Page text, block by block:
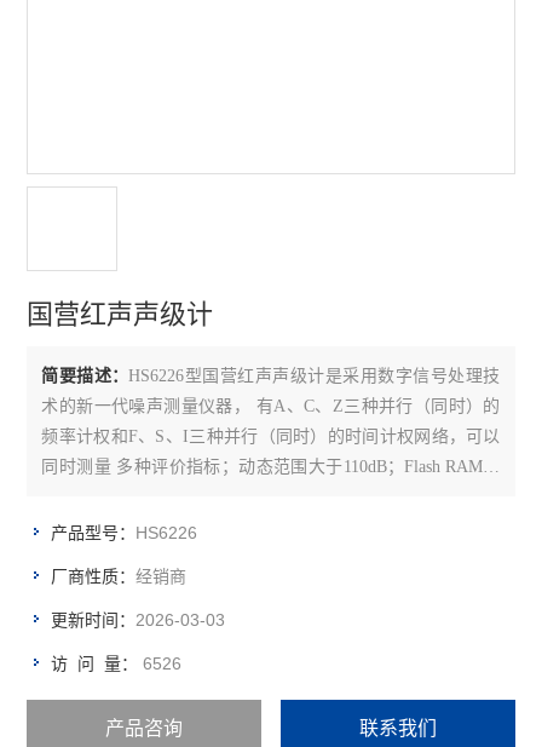
国营红声声级计
简要描述：HS6226型国营红声声级计是采用数字信号处理技
术的新一代噪声测量仪器， 有A、C、Z三种并行（同时）的
频率计权和F、S、I三种并行（同时）的时间计权网络，可以
同时测量 多种评价指标；动态范围大于110dB；Flash RAM可
量存贮、录音、U盘、读卡器等功能。模块化设计，用户可以
优点外
产品型号： HS6226
厂商性质：经销商
更新时间：2026-03-03
访 问 量：6526
产品咨询 联系我们